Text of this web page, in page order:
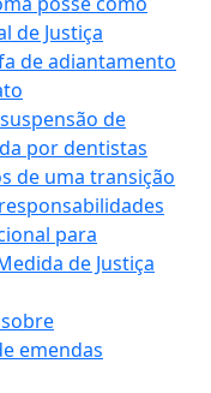
de Justiça
de adiantamento
de
por dentistas
de uma transição
para
de Justiça
emendas